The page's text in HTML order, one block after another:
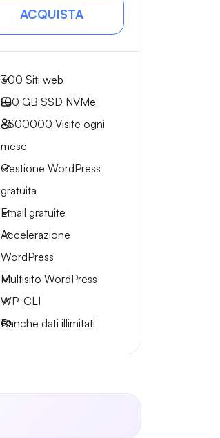
ACQUISTA
300 Siti web
100 GB SSD NVMe
~300000 Visite ogni
mese
Gestione WordPress
gratuita
Email gratuite
Accelerazione
WordPress
Multisito WordPress
WP-CLI
Banche dati illimitati